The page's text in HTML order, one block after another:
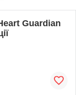
Guardian